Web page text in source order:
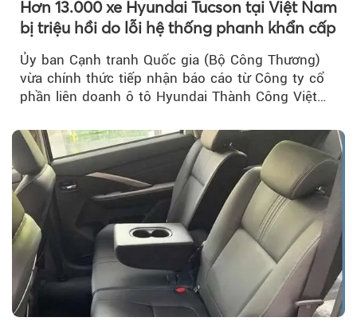
Hơn 13.000 xe Hyundai Tucson tại Việt Nam
bị triệu hồi do lỗi hệ thống phanh khẩn cấp
Ủy ban Cạnh tranh Quốc gia (Bộ Công Thương)
vừa chính thức tiếp nhận báo cáo từ Công ty cổ
phần liên doanh ô tô Hyundai Thành Công Việt